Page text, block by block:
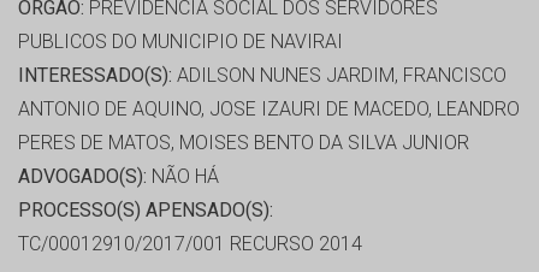
ORGÃO: PREVIDENCIA SOCIAL DOS SERVIDORES
PUBLICOS DO MUNICIPIO DE NAVIRAI
INTERESSADO(S): ADILSON NUNES JARDIM, FRANCISCO
ANTONIO DE AQUINO, JOSE IZAURI DE MACEDO, LEANDRO
PERES DE MATOS, MOISES BENTO DA SILVA JUNIOR
ADVOGADO(S): NÃO HÁ
PROCESSO(S) APENSADO(S):
TC/00012910/2017/001 RECURSO 2014